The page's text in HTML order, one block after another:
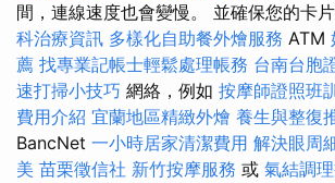
間，連線速度也會變慢。 並確保您的卡
科治療資訊 多樣化自助餐外燴服務 ATM
薦 找專業記帳士輕鬆處理帳務 台南台胞
速打掃小技巧 網絡，例如 按摩師證照班
費用介紹 宜蘭地區精緻外燴 養生與整復
BancNet 一小時居家清潔費用 解決眼周
美 苗栗徵信社 新竹按摩服務 或 氣結調